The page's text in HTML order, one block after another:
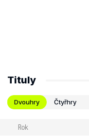
Tituly
Dvouhry Čtyřhry
Rok